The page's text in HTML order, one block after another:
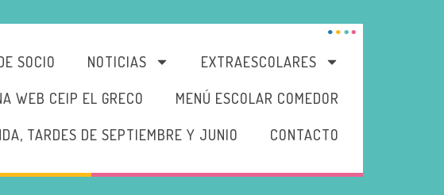
SOCIO NOTICIAS EXTRAESCOLARES
WEB CEIP EL GRECO MENÚ ESCOLAR COMEDOR
TARDES DE SEPTIEMBRE Y JUNIO CONTACTO